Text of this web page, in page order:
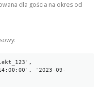
dla gościa na okres od
'2023-09-